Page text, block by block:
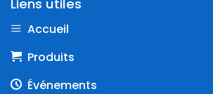
Liens utiles
Accueil
Produits
Événements